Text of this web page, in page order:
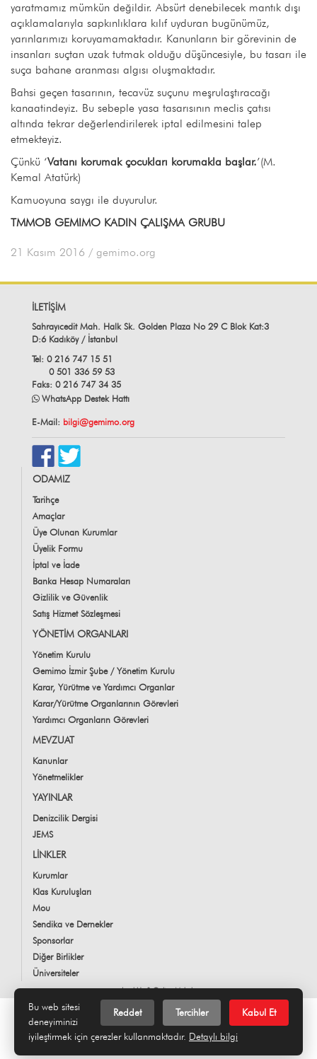
yaratmamız mümkün değildir. Absürt denebilecek mantık dışı
açıklamalarıyla sapkınlıklara kılıf uyduran bugünümüz,
yarınlarımızı koruyamamaktadır. Kanunların bir görevinin de
insanları suçtan uzak tutmak olduğu düşüncesiyle, bu tasarı ile
suça bahane aranması algısı oluşmaktadır.
Bahsi geçen tasarının, tecavüz suçunu meşrulaştıracağı
kanaatindeyiz. Bu sebeple yasa tasarısının meclis çatısı
altında tekrar değerlendirilerek iptal edilmesini talep
etmekteyiz.
Çünkü ‘Vatanı korumak çocukları korumakla başlar.’(M.
Kemal Atatürk)
Kamuoyuna saygı ile duyurulur.
TMMOB GEMIMO KADIN ÇALIŞMA GRUBU
21 Kasım 2016 / gemimo.org
İLETİŞİM
Sahrayıcedit Mah. Halk Sk. Golden Plaza No 29 C Blok Kat:3
D:6 Kadıköy / İstanbul
Tel: 0 216 747 15 51
0 501 336 59 53
Faks: 0 216 747 34 35
WhatsApp Destek Hattı
E-Mail: bilgi@gemimo.org
ODAMIZ
Tarihçe
Amaçlar
Üye Olunan Kurumlar
Üyelik Formu
İptal ve İade
Banka Hesap Numaraları
Gizlilik ve Güvenlik
Satış Hizmet Sözleşmesi
YÖNETİM ORGANLARI
Yönetim Kurulu
Gemimo İzmir Şube / Yönetim Kurulu
Karar, Yürütme ve Yardımcı Organlar
Karar/Yürütme Organlarının Görevleri
Yardımcı Organların Görevleri
MEVZUAT
Kanunlar
Yönetmelikler
YAYINLAR
Denizcilik Dergisi
JEMS
LİNKLER
Kurumlar
Klas Kuruluşları
Mou
Sendika ve Dernekler
Sponsorlar
Diğer Birlikler
Üniversiteler
LookUs&Online Makale
Reddet Tercihler Kabul Et
Bu web sitesi
deneyiminizi
iyileştirmek için çerezler kullanmaktadır. Detaylı bilgi